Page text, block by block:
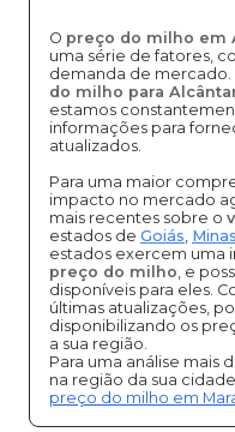
O preço do milho em
uma série de fatores,
demanda de
do milho para
estamos
informações para
atualizados.
Para uma maior
impacto no mercado
mais recentes sobre o
estados de Goiás,
estados exercem uma
preço do milho, e
disponíveis para eles.
últimas atualizações,
disponibilizando os
a sua região.
Para uma análise mais
na região da sua
preço do milho em